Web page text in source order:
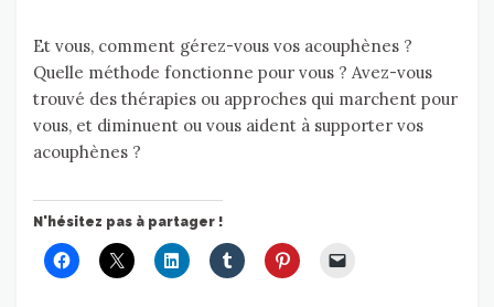
Et vous, comment gérez-vous vos acouphènes ?
Quelle méthode fonctionne pour vous ? Avez-vous
trouvé des thérapies ou approches qui marchent pour
vous, et diminuent ou vous aident à supporter vos
acouphènes ?
N'hésitez pas à partager !